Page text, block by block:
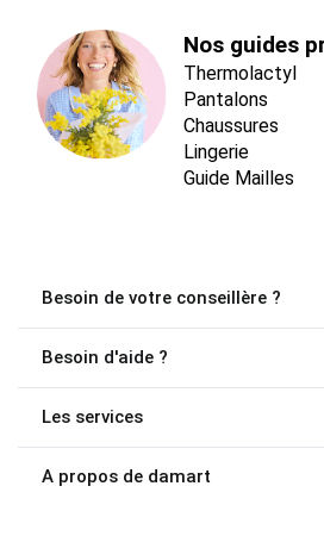
Nos guides
Thermolactyl
Pantalons
Chaussures
Lingerie
Guide Mailles
Besoin de votre conseillère ?
Besoin d'aide ?
Les services
A propos de damart